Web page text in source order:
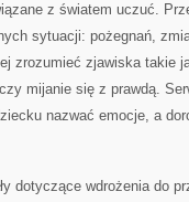
z światem uczuć.
sytuacji: pożegnań,
zrozumieć zjawiska takie
mijanie się z prawdą.
nazwać emocje, a
dotyczące wdrożenia do